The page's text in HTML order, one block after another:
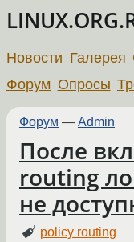
Новости Галерея
Форум Опросы
Форум — Admin
После
routing
не
policy routing